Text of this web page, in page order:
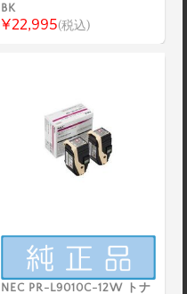
BK
¥22,995(税込)
NEC PR-L9010C-12W トナ